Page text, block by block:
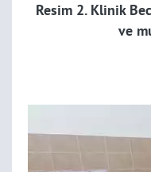
Resim 2. Klinik
ve